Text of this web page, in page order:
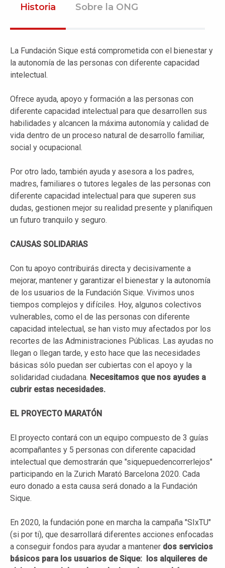
Historia Sobre la ONG
La Fundación Sique está comprometida con el bienestar y
la autonomía de las personas con diferente capacidad
intelectual.
Ofrece ayuda, apoyo y formación a las personas con
diferente capacidad intelectual para que desarrollen sus
habilidades y alcancen la máxima autonomía y calidad de
vida dentro de un proceso natural de desarrollo familiar,
social y ocupacional.
Por otro lado, también ayuda y asesora a los padres,
madres, familiares o tutores legales de las personas con
diferente capacidad intelectual para que superen sus
dudas, gestionen mejor su realidad presente y planifiquen
un futuro tranquilo y seguro.
CAUSAS SOLIDARIAS
Con tu apoyo contribuirás directa y decisivamente a
mejorar, mantener y garantizar el bienestar y la autonomía
de los usuarios de la Fundación Sique. Vivimos unos
tiempos complejos y difíciles. Hoy, algunos colectivos
vulnerables, como el de las personas con diferente
capacidad intelectual, se han visto muy afectados por los
recortes de las Administraciones Públicas. Las ayudas no
llegan o llegan tarde, y esto hace que las necesidades
básicas sólo puedan ser cubiertas con el apoyo y la
solidaridad ciudadana. Necesitamos que nos ayudes a
cubrir estas necesidades.
EL PROYECTO MARATÓN
El proyecto contará con un equipo compuesto de 3 guías
acompañantes y 5 personas con diferente capacidad
intelectual que demostrarán que "siquepuedencorrerlejos"
participando en la Zurich Marató Barcelona 2020. Cada
euro donado a esta causa será donado a la Fundación
Sique.
En 2020, la fundación pone en marcha la campaña "SIxTU"
(si por ti), que desarrollará diferentes acciones enfocadas
a conseguir fondos para ayudar a mantener dos servicios
básicos para los usuarios de Sique: los alquileres de